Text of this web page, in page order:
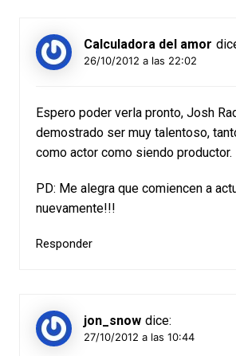
Calculadora del amor
26/10/2012 a las 22:02
Espero poder verla pronto, Josh
demostrado ser muy talentoso,
como actor como siendo productor.
PD: Me alegra que comiencen a
nuevamente!!!
Responder
jon_snow dice:
27/10/2012 a las 10:44